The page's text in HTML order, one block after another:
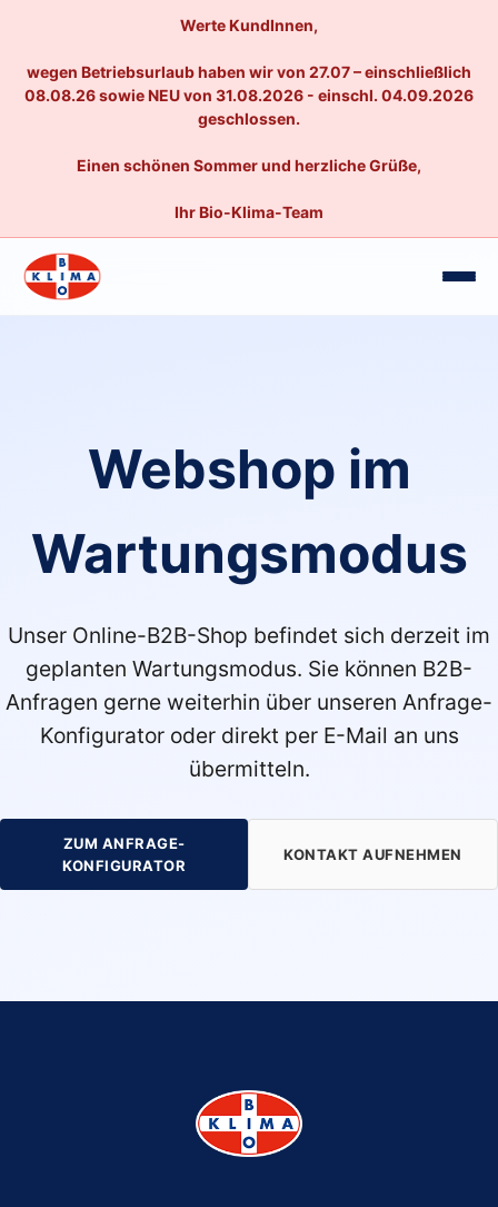
Werte KundInnen,
wegen Betriebsurlaub haben wir von 27.07 – einschließlich
08.08.26 sowie NEU von 31.08.2026 - einschl. 04.09.2026
geschlossen.
Einen schönen Sommer und herzliche Grüße,
Ihr Bio-Klima-Team
Webshop im
Wartungsmodus
Unser Online-B2B-Shop befindet sich derzeit im
geplanten Wartungsmodus. Sie können B2B-
Anfragen gerne weiterhin über unseren Anfrage-
Konfigurator oder direkt per E-Mail an uns
übermitteln.
ZUM ANFRAGE-
KONFIGURATOR
KONTAKT AUFNEHMEN